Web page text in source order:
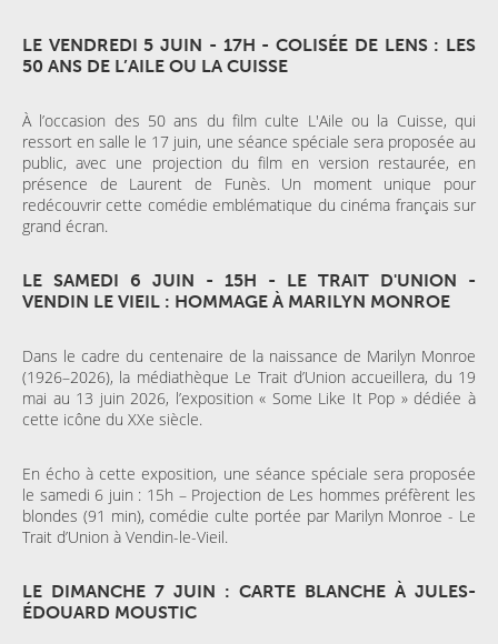
LE VENDREDI 5 JUIN - 17H - COLISÉE DE LENS : LES
50 ANS DE L’AILE OU LA CUISSE
À l’occasion des 50 ans du film culte L'Aile ou la Cuisse, qui
ressort en salle le 17 juin, une séance spéciale sera proposée au
public, avec une projection du film en version restaurée, en
présence de Laurent de Funès. Un moment unique pour
redécouvrir cette comédie emblématique du cinéma français sur
grand écran.
LE SAMEDI 6 JUIN - 15H - LE TRAIT D'UNION -
VENDIN LE VIEIL : HOMMAGE À MARILYN MONROE
Dans le cadre du centenaire de la naissance de Marilyn Monroe
(1926–2026), la médiathèque Le Trait d’Union accueillera, du 19
mai au 13 juin 2026, l’exposition « Some Like It Pop » dédiée à
cette icône du XXe siècle.
En écho à cette exposition, une séance spéciale sera proposée
le samedi 6 juin : 15h – Projection de Les hommes préfèrent les
blondes (91 min), comédie culte portée par Marilyn Monroe - Le
Trait d’Union à Vendin-le-Vieil.
LE DIMANCHE 7 JUIN : CARTE BLANCHE À JULES-
ÉDOUARD MOUSTIC